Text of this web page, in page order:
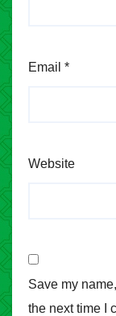
Email *
Website
Save my
the next time I